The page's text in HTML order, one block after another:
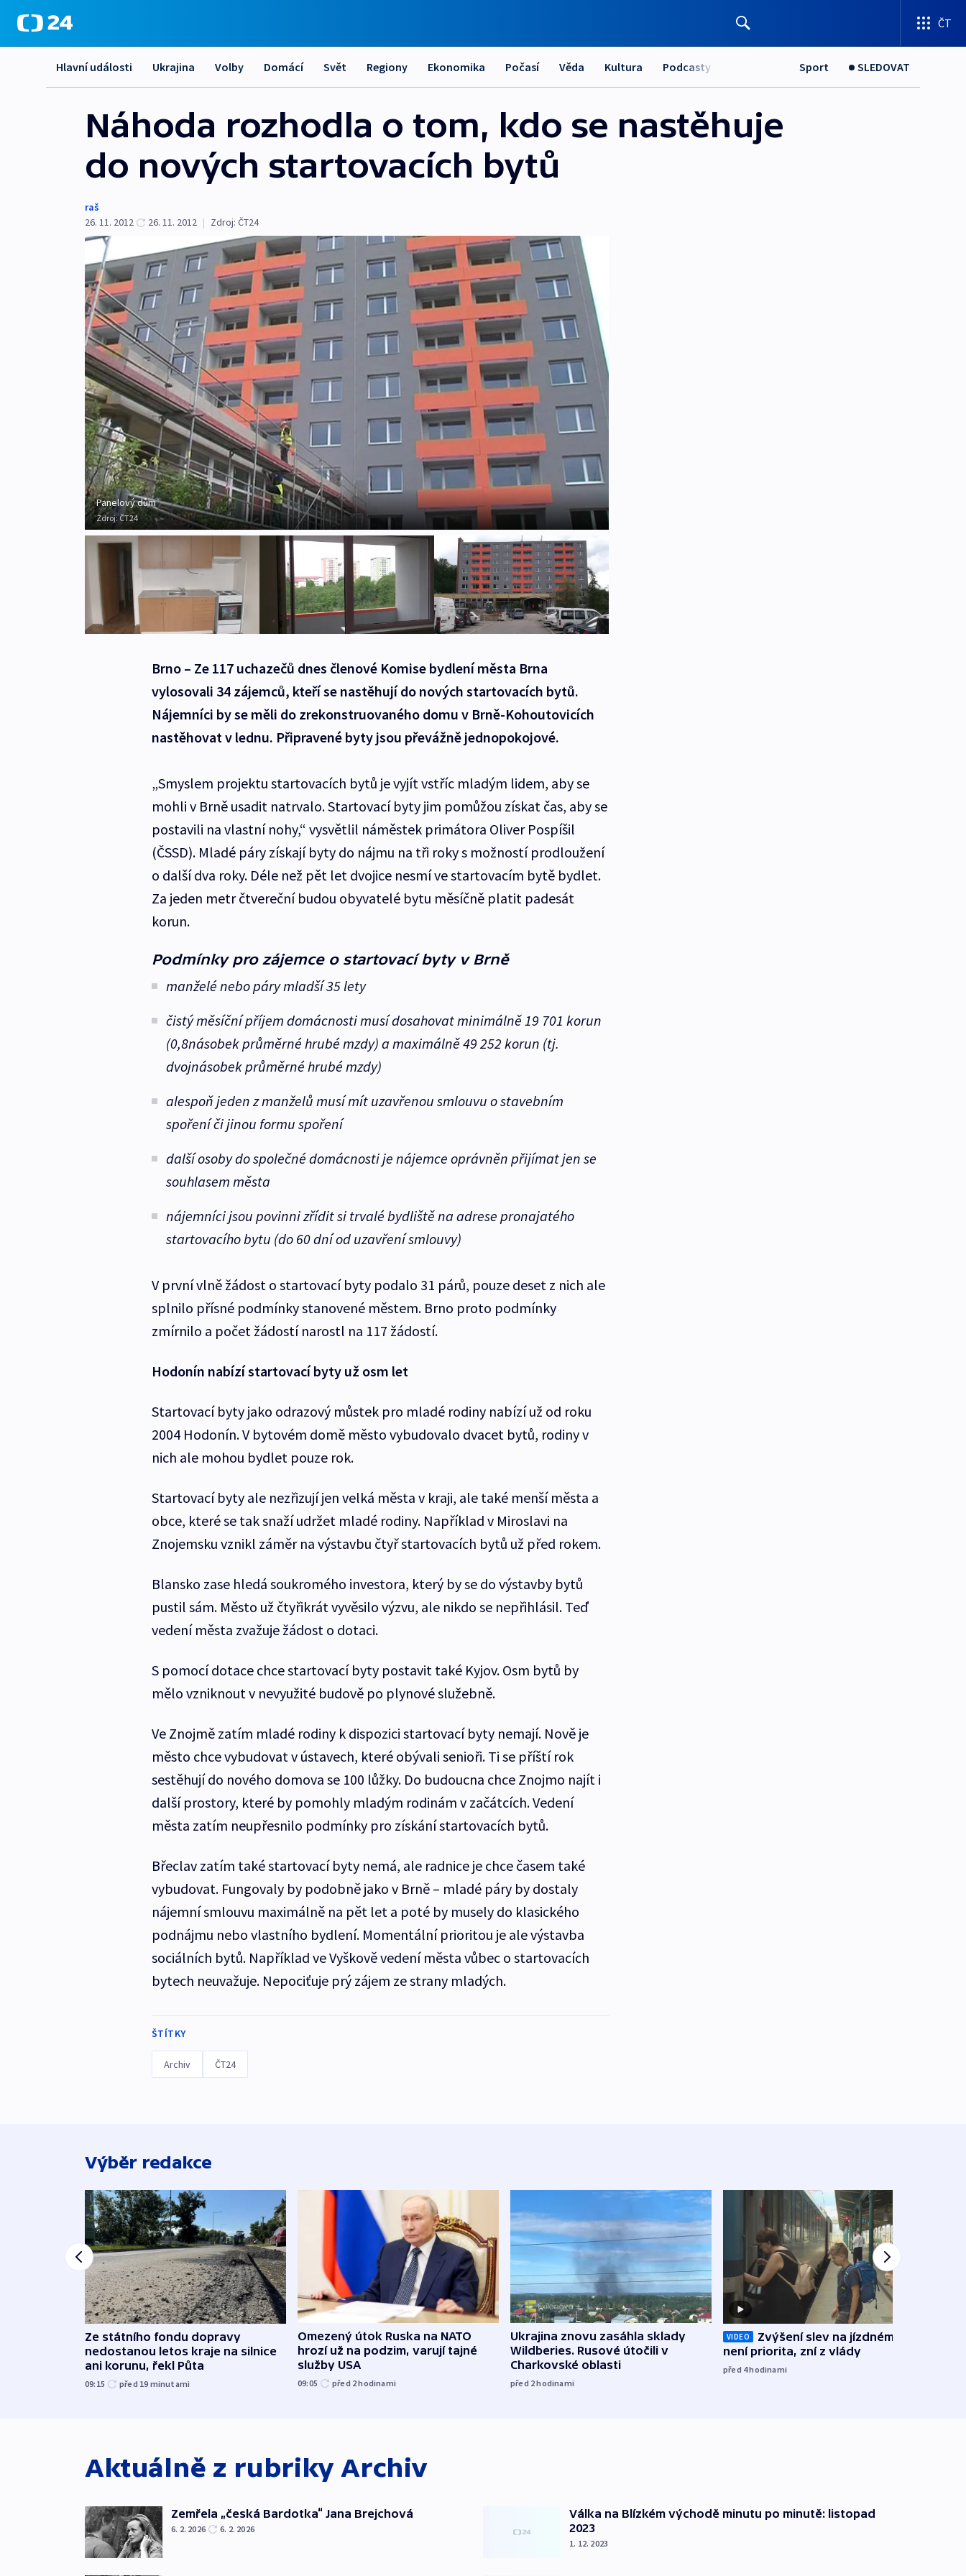
ČT
Hlavní události Ukrajina Volby Domácí Svět Regiony Ekonomika Počasí Věda Kultura Podcasty Sport SLEDOVAT
Náhoda rozhodla o tom, kdo se nastěhuje
do nových startovacích bytů
raš
26. 11. 2012
26. 11. 2012 | Zdroj: ČT24
Panelový dům
Zdroj:ČT24
Brno – Ze 117 uchazečů dnes členové Komise bydlení města Brna
vylosovali 34 zájemců, kteří se nastěhují do nových startovacích bytů.
Nájemníci by se měli do zrekonstruovaného domu v Brně-Kohoutovicích
nastěhovat v lednu. Připravené byty jsou převážně jednopokojové.
„Smyslem projektu startovacích bytů je vyjít vstříc mladým lidem, aby se
mohli v Brně usadit natrvalo. Startovací byty jim pomůžou získat čas, aby se
postavili na vlastní nohy,“ vysvětlil náměstek primátora Oliver Pospíšil
(ČSSD). Mladé páry získají byty do nájmu na tři roky s možností prodloužení
o další dva roky. Déle než pět let dvojice nesmí ve startovacím bytě bydlet.
Za jeden metr čtvereční budou obyvatelé bytu měsíčně platit padesát
korun.
Podmínky pro zájemce o startovací byty v Brně
manželé nebo páry mladší 35 lety
čistý měsíční příjem domácnosti musí dosahovat minimálně 19 701 korun
(0,8násobek průměrné hrubé mzdy) a maximálně 49 252 korun (tj.
dvojnásobek průměrné hrubé mzdy)
alespoň jeden z manželů musí mít uzavřenou smlouvu o stavebním
spoření či jinou formu spoření
další osoby do společné domácnosti je nájemce oprávněn přijímat jen se
souhlasem města
nájemníci jsou povinni zřídit si trvalé bydliště na adrese pronajatého
startovacího bytu (do 60 dní od uzavření smlouvy)
V první vlně žádost o startovací byty podalo 31 párů, pouze deset z nich ale
splnilo přísné podmínky stanovené městem. Brno proto podmínky
zmírnilo a počet žádostí narostl na 117 žádostí.
Hodonín nabízí startovací byty už osm let
Startovací byty jako odrazový můstek pro mladé rodiny nabízí už od roku
2004 Hodonín. V bytovém domě město vybudovalo dvacet bytů, rodiny v
nich ale mohou bydlet pouze rok.
Startovací byty ale nezřizují jen velká města v kraji, ale také menší města a
obce, které se tak snaží udržet mladé rodiny. Například v Miroslavi na
Znojemsku vznikl záměr na výstavbu čtyř startovacích bytů už před rokem.
Blansko zase hledá soukromého investora, který by se do výstavby bytů
pustil sám. Město už čtyřikrát vyvěsilo výzvu, ale nikdo se nepřihlásil. Teď
vedení města zvažuje žádost o dotaci.
S pomocí dotace chce startovací byty postavit také Kyjov. Osm bytů by
mělo vzniknout v nevyužité budově po plynové služebně.
Ve Znojmě zatím mladé rodiny k dispozici startovací byty nemají. Nově je
město chce vybudovat v ústavech, které obývali senioři. Ti se příští rok
sestěhují do nového domova se 100 lůžky. Do budoucna chce Znojmo najít i
další prostory, které by pomohly mladým rodinám v začátcích. Vedení
města zatím neupřesnilo podmínky pro získání startovacích bytů.
Břeclav zatím také startovací byty nemá, ale radnice je chce časem také
vybudovat. Fungovaly by podobně jako v Brně – mladé páry by dostaly
nájemní smlouvu maximálně na pět let a poté by musely do klasického
podnájmu nebo vlastního bydlení. Momentální prioritou je ale výstavba
sociálních bytů. Například ve Vyškově vedení města vůbec o startovacích
bytech neuvažuje. Nepociťuje prý zájem ze strany mladých.
ŠTÍTKY
Archiv ČT24
Výběr redakce
Ze státního fondu dopravy
nedostanou letos kraje na silnice
ani korunu, řekl Půta
09:15 před 19 minutami
Omezený útok Ruska na NATO
hrozí už na podzim, varují tajné
služby USA
09:05 před 2hodinami
Ukrajina znovu zasáhla sklady
Wildberies. Rusové útočili v
Charkovské oblasti
před 2hodinami
VIDEO
Zvýšení slev na jízdném teď
není priorita, zní z vlády
před 4hodinami
Aktuálně z rubrikyArchiv
Zemřela „česká Bardotka“ Jana Brejchová
6. 2. 2026 6. 2. 2026
Válka na Blízkém východě minutu po minutě: listopad
2023
1. 12. 2023